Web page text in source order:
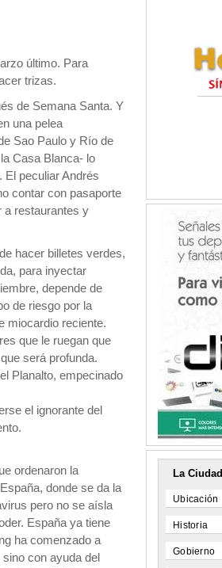
último. Para
trizas.
de Semana Santa. Y
una pelea
Sao Paulo y Río de
Casa Blanca- lo
El peculiar Andrés
contar con pasaporte
a restaurantes y
hacer billetes verdes,
para inyectar
depende de
de riesgo por la
miocardio reciente.
que le ruegan que
será profunda.
Planalto, empecinado
el ignorante del
ordenaron la
donde se da la
pero no se aísla
España ya tiene
ha comenzado a
con ayuda del
La Ciudad
Ubicación
Historia
Gobierno